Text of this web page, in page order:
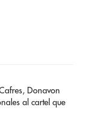
Donavon
al cartel que